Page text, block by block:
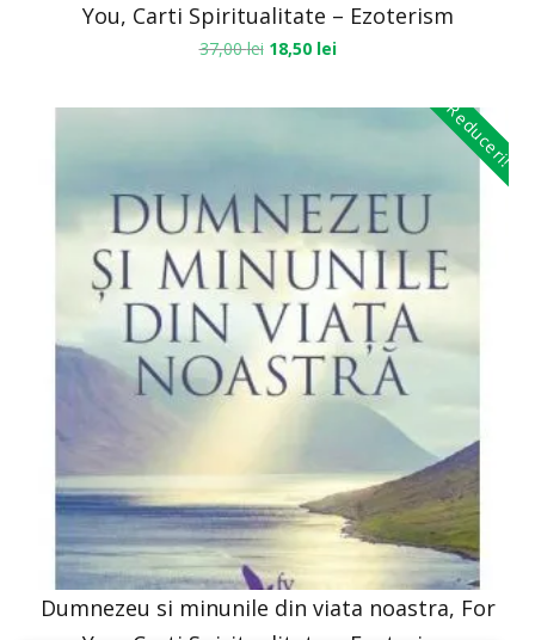
You, Carti Spiritualitate – Ezoterism
37,00lei 18,50 lei
Reduceri!
Dumnezeu si minunile din viata noastra, For